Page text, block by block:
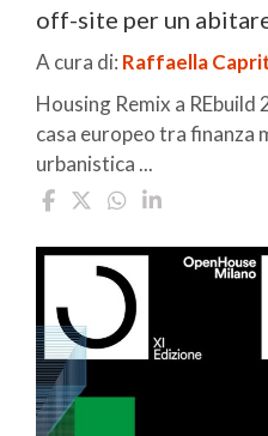
off-site per un
A cura di: Raffaella
Housing Remix a REbuild
casa europeo tra finanza
urbanistica ...